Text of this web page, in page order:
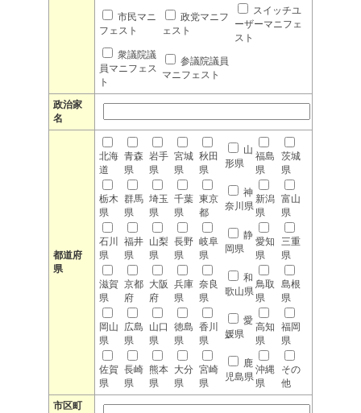
市民マニ
フェスト
政党マニフ
ェスト
スイッチユ
ーザーマニフェ
スト
衆議院議
員マニフェス
ト
参議院議員
マニフェスト
政治家
名
都道府
県
北海
道
青森
県
岩手
県
宮城
県
秋田
県
山
形県
福島
県
茨城
県
栃木
県
群馬
県
埼玉
県
千葉
県
東京
都
神
奈川県
新潟
県
富山
県
石川
県
福井
県
山梨
県
長野
県
岐阜
県
静
岡県
愛知
県
三重
県
滋賀
県
京都
府
大阪
府
兵庫
県
奈良
県
和
歌山県
鳥取
県
島根
県
岡山
県
広島
県
山口
県
徳島
県
香川
県
愛
媛県
高知
県
福岡
県
佐賀
県
長崎
県
熊本
県
大分
県
宮崎
県
鹿
児島県
沖縄
県
その
他
市区町